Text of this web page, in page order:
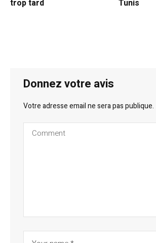
trop tard Tunis
Donnez votre avis
Votre adresse email ne sera pas publique.